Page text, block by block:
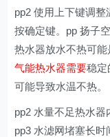
pp2 使用上下键调
按确定键。pp 扬子
热水器放水不热可
气能热水器需要稳定
可能导致水温不热。
pp2 水量不足热水器
pp3 水滤网堵塞长